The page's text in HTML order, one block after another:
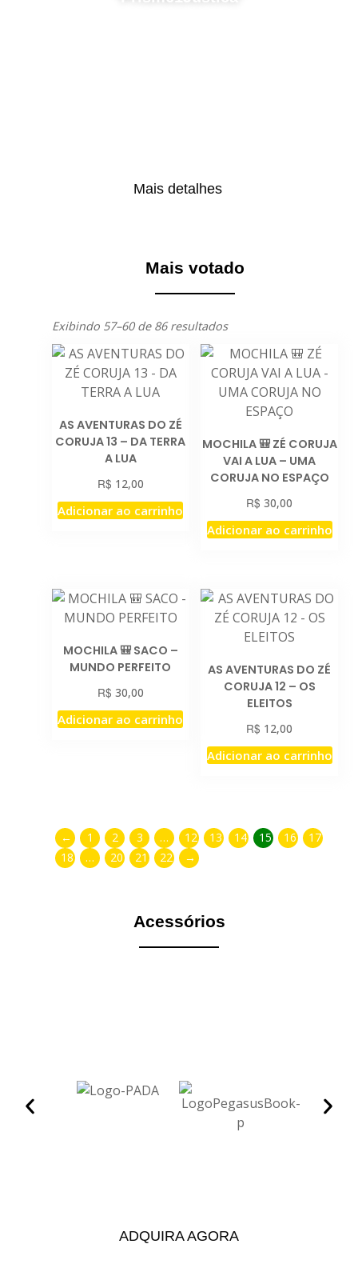
Mais detalhes
Mais votado
Exibindo 57–60 de 86 resultados
AS AVENTURAS DO ZÉ
CORUJA 13 – DA TERRA
A LUA
R$ 12,00
Adicionar ao carrinho
MOCHILA 🎒 ZÉ CORUJA
VAI A LUA – UMA
CORUJA NO ESPAÇO
R$ 30,00
Adicionar ao carrinho
MOCHILA 🎒 SACO –
MUNDO PERFEITO
R$ 30,00
Adicionar ao carrinho
AS AVENTURAS DO ZÉ
CORUJA 12 – OS
ELEITOS
R$ 12,00
Adicionar ao carrinho
← 1 2 3 … 12 13 14 15 16
17
18
… 20 21 22 →
Acessórios
ADQUIRA AGORA